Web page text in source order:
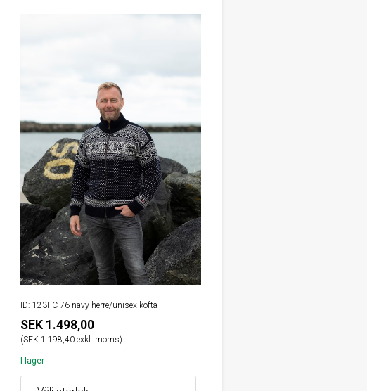
ID: 123FC-76 navy herre/unisex kofta
SEK 1.498,00
(SEK 1.198,40 exkl. moms)
I lager